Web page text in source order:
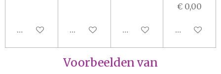
In winkelwagenIn winkelwagenIn winkelwagen
€ 0,00
In
Voorbeelden van